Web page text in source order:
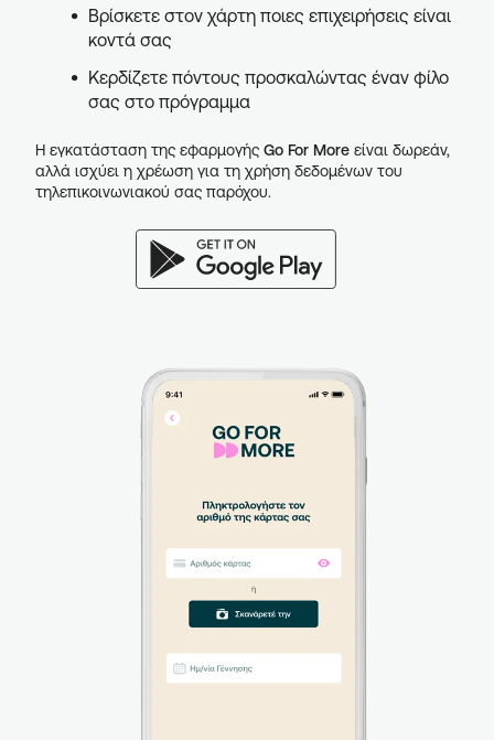
Βρίσκετε στον χάρτη ποιες επιχειρήσεις είναι
κοντά σας
Κερδίζετε πόντους προσκαλώντας έναν φίλο
σας στο πρόγραμμα
Η εγκατάσταση της εφαρμογής Go For More είναι δωρεάν,
αλλά ισχύει η χρέωση για τη χρήση δεδομένων του
τηλεπικοινωνιακού σας παρόχου.